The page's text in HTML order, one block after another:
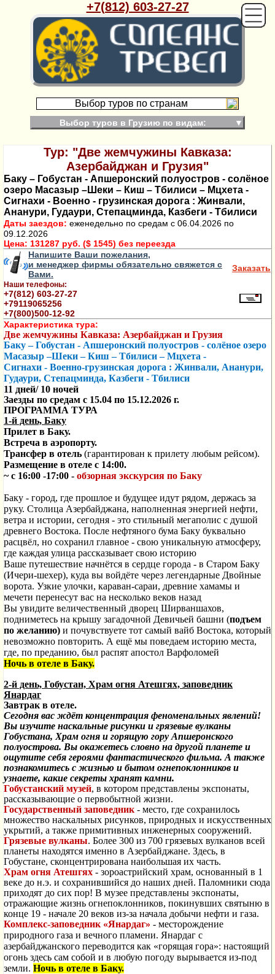
+7(812) 603-27-27
Выбор туров по странам
Выбор туров в Грузию по видам: ▼
Тур: "Две жемчужины Кавказа:
Азербайджан и Грузия"
Баку – Гобустан - Апшеронский полуостров - солёное
озеро Масазыр –Шеки – Киш – Тбилиси – Мцхета -
Сигнахи - Военно - грузинская дорога : Жинвали,
Ананури, Гудаури, Степацминда, Казбеги - Тбилиси
Даты заездов: еженедельно по средам с 06.04.2026 по
09.12.2026
Цена: 131287 руб. ($ 1545) без переезда
Напишите Ваши пожелания,
и менеджер фирмы обязательно свяжется с
Вами.
Наши телефоны:
+7(812) 603-27-27
+79119065256
+7(800)500-12-92
Заказать
Характеристика тура:
Две жемчужины Кавказа: Азербайджан и Грузия
Баку – Гобустан - Апшеронский полуостров - солёное озеро
Масазыр –Шеки – Киш – Тбилиси – Мцхета -
Сигнахи - Военно-грузинская дорога : Жинвали, Ананури,
Гудаури, Степацминда, Казбеги - Тбилиси
11 дней/ 10 ночей
Заезды по средам с 15.04 по 15.12.2026 г.
ПРОГРАММА ТУРА
1-й день, Баку
Прилет в Баку.
Встреча в аэропорту.
Трансфер в отель (гарантирован к прилету любым рейсом).
Размещение в отеле с 14:00.
~ с 16:00 -17:00 - обзорная экскурсия по Баку
Баку - город, где прошлое и будущее идут рядом, держась за
руку. Столица Азербайджана, наполненная энергией нефти,
ветра и истории, сегодня - это стильный мегаполис с душой
древнего Востока. После нефтяного бума Баку буквально
расцвёл, но сохранил главное - свою уникальную атмосферу,
где каждая улица рассказывает свою историю
Ваше путешествие начнётся в сердце города - в Старом Баку
(Ичери-шехер), куда вы войдёте через легендарные Двойные
ворота. Узкие улочки, караван-сараи, древние хамамы и
мечети перенесут вас на несколько веков назад
Вы увидите величественный дворец Ширваншахов,
подниметесь на крышу загадочной Девичьей башни (подъем
по желанию) и почувствуете тот самый вайб Востока, который
невозможно повторить. А ещё мы поведаем историю места,
где, по преданию, был распят апостол Варфоломей
Ночь в отеле в Баку.
2-й день, Гобустан, Храм огня Атешгях, заповедник
Янардаг
Завтрак в отеле.
Сегодня вас ждёт концентрация феноменальных явлений!
Вы изучите наскальные рисунки и грязевые вулканы
Гобустана, Храм огня и горящую гору Апшеронского
полуострова. Вы окажетесь словно на другой планете и
ощутите себя героями фантастического фильма. А также
познакомитесь с жизнью и бытом огнепоклонников и
узнаете, какие секреты хранят камни.
Гобустанский музей, в котором представлены экспонаты,
рассказывающие о первобытной жизни.
Государственный заповедник - место, где сохранилось
множество наскальных рисунков, природных и искусственных
укрытий, а также примитивных инженерных сооружений.
Грязевые вулканы. Более 300 из 700 грязевых вулканов всей
планеты находятся именно в Азербайджане. Здесь, в
Гобустане, сконцентрирована наибольшая их часть.
Храм огня Атешгях - зороастрийский храм, основанный в 1
веке до н.э. и сохранившийся до наших дней. Паломники сюда
приходят до сих пор! В музее представлены экспонаты,
отражающие жизнь огнепоклонников, покинувших святыню в
конце 19 - начале 20 веков из-за начала добычи нефти и газа.
Комплекс-заповедник «Янардаг» - месторождение
природного газа и вечного пламени. Янардаг с
азербайджанского переводится как «горящая гора»: настоящий
огонь здесь сам собой и в любую погоду вырывается из-под
земли. Ночь в отеле в Баку.